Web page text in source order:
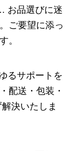
お品選びに迷
ご要望に添っ
ます。
るサポートを
配送・包装・
決いたしま